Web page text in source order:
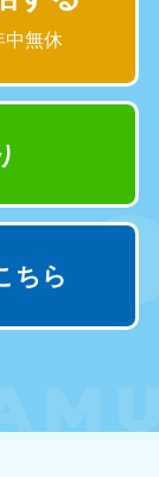
無休
ちら
5260
年中無休
県
5261
年中無休
県
年中無休